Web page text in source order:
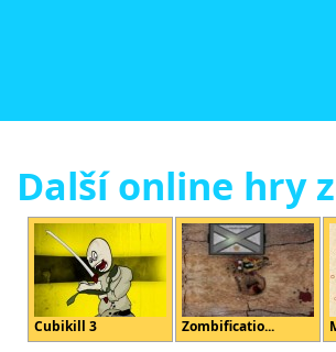
Další online hry
Cubikill 3 Zombificatio...